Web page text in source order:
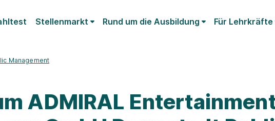
Stellenmarkt Rund um die Ausbildung Für Lehrkräfte
Management
ADMIRAL